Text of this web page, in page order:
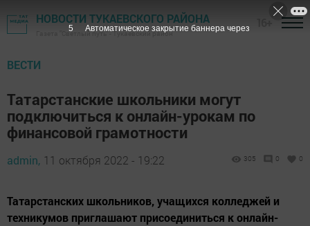
НОВОСТИ ТУКАЕВСКОГО РАЙОНА
Газета "Светлый путь" - Тукаевский район
ВЕСТИ
Татарстанские школьники могут
подключиться к онлайн-урокам по
финансовой грамотности
admin, 11 октября 2022 - 19:22 305 0 0
Татарстанских школьников, учащихся колледжей и
техникумов приглашают присоединиться к онлайн-
4 Автоматическое закрытие баннера через